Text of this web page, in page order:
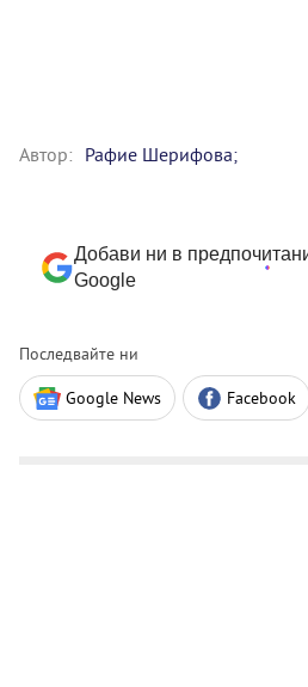
Автор: Рафие Шерифова;
Добави ни в
Google
Последвайте ни
Google News Facebook